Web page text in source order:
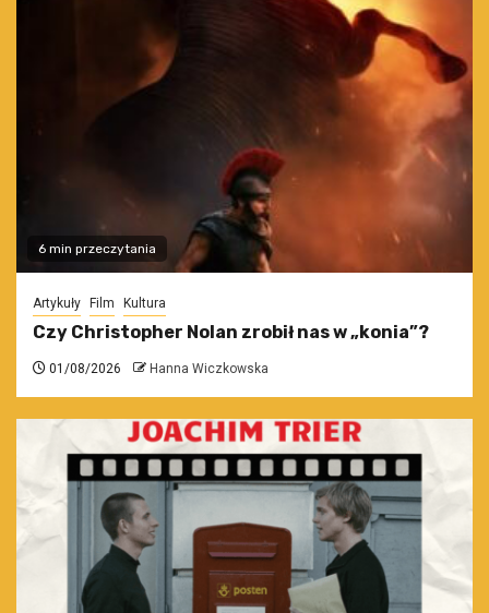
6 min przeczytania
Artykuły Film Kultura
Czy Christopher Nolan zrobił nas w „konia”?
01/08/2026 Hanna Wiczkowska